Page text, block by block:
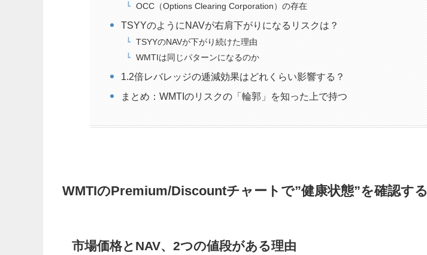
OCC（Options Clearing Corporation）の存在
TSYYのようにNAVが右肩下がりになるリスクは？
TSYYのNAVが下がり続けた理由
WMTIは同じパターンになるのか
1.2倍レバレッジの逓減効果はどれくらい影響する？
まとめ：WMTIのリスクの「輪郭」を知った上で持つ
WMTIのPremium/Discountチャートで”健康状態”を確認する
市場価格とNAV、2つの値段がある理由